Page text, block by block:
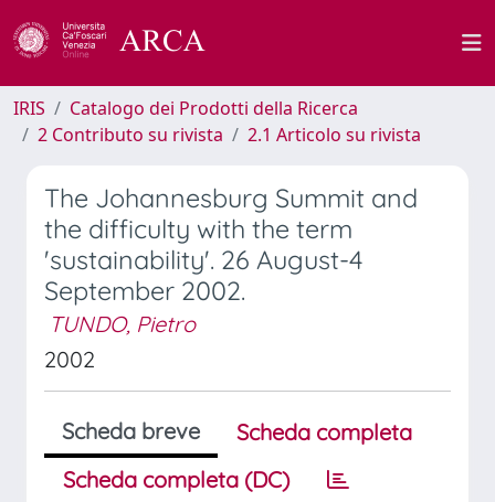
IRIS
Catalogo dei Prodotti della Ricerca
2 Contributo su rivista
2.1 Articolo su rivista
The Johannesburg Summit and
the difficulty with the term
'sustainability'. 26 August-4
September 2002.
TUNDO, Pietro
2002
Scheda breve
Scheda completa
Scheda completa (DC)